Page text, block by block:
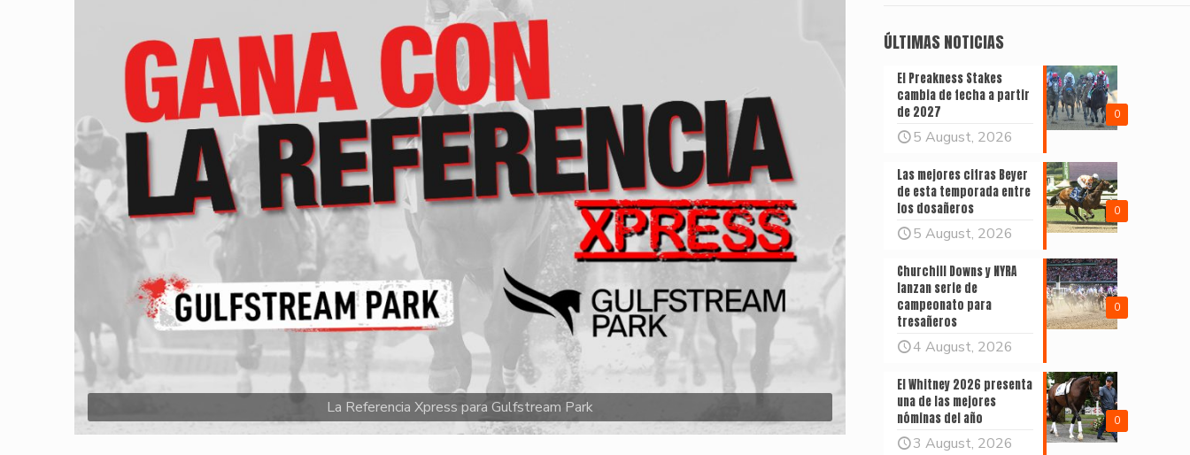
La Referencia Xpress para Gulfstream Park
ÚLTIMAS NOTICIAS
0
El Preakness Stakes
cambia de fecha a partir
de 2027
5 August, 2026
0
Las mejores cifras Beyer
de esta temporada entre
los dosañeros
5 August, 2026
0
Churchill Downs y NYRA
lanzan serie de
campeonato para
tresañeros
4 August, 2026
0
El Whitney 2026 presenta
una de las mejores
nóminas del año
3 August, 2026